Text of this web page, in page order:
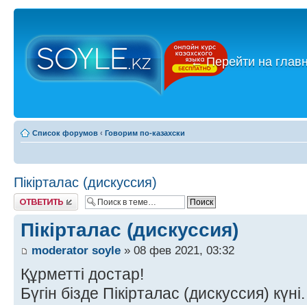
←Перейти на
Список форумов ‹ Говорим по-казахски
Пікірталас (дискуссия)
Ответить
Пікірталас (дискуссия)
moderator soyle » 08 фев 2021, 03:32
Құрметті достар!
Бүгін бізде Пікірталас (дискуссия) күні.